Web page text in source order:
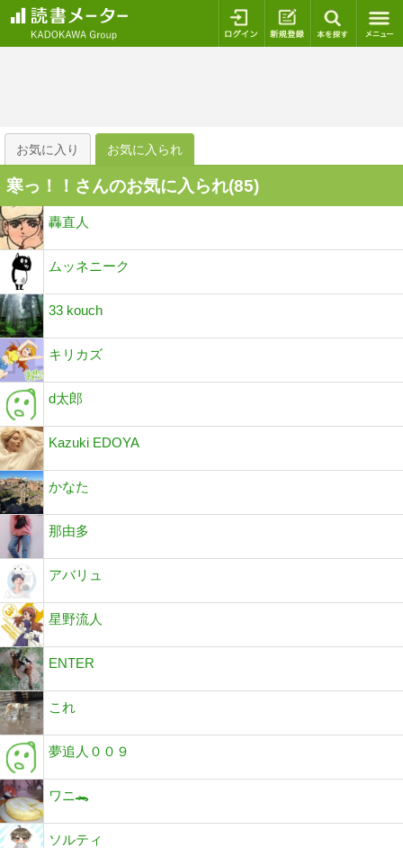
ログイン 新規登録
お気に入り お気に入られ
寒っ！！さんのお気に入られ(85)
轟直人
ムッネニーク
33 kouch
キリカズ
d太郎
Kazuki EDOYA
かなた
那由多
アバリュ
星野流人
ENTER
これ
夢追人００９
ワニ🐊
ソルティ